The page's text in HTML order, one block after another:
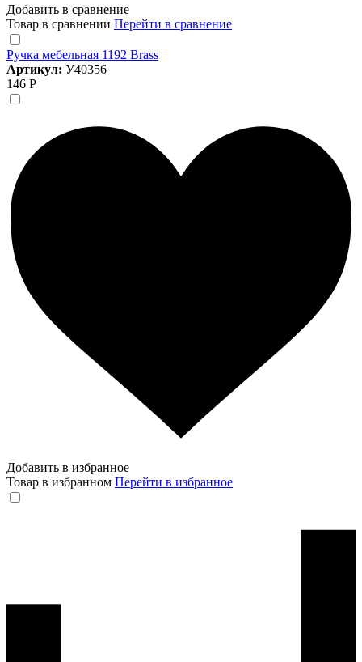
Добавить в сравнение
Товар в сравнении Перейти в сравнение
Ручка мебельная 1192 Brass
Артикул: У40356
146 Р
Добавить в избранное
Товар в избранном Перейти в избранное